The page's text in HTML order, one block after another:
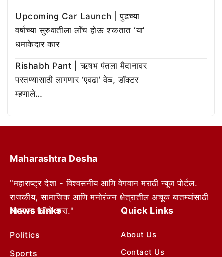
Upcoming Car Launch | पुढच्या
वर्षाच्या सुरुवातीला लाँच होऊ शकतात ‘या’
धमाकेदार कार
Rishabh Pant | ऋषभ पंतला मैदानावर
परतण्यासाठी लागणार ‘एवढा’ वेळ, डॉक्टर
म्हणाले…
Maharashtra Desha
"महाराष्ट्र देशा - विश्वसनीय आणि वेगवान मराठी न्यूज पोर्टल.
राजकीय, सामाजिक आणि मनोरंजन क्षेत्रातील अचूक बातम्यांसाठी
आम्हाला फॉलो करा."
News Links
Politics
Sports
Quick Links
About Us
Contact Us